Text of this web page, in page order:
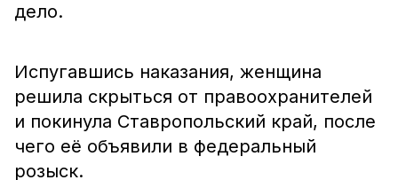
дело.
Испугавшись наказания, женщина
решила скрыться от правоохранителей
и покинула Ставропольский край, после
чего её объявили в федеральный
розыск.